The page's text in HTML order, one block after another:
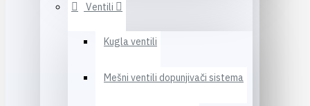
Ventili
Kugla ventili
Mešni ventili dopunjivači sistema